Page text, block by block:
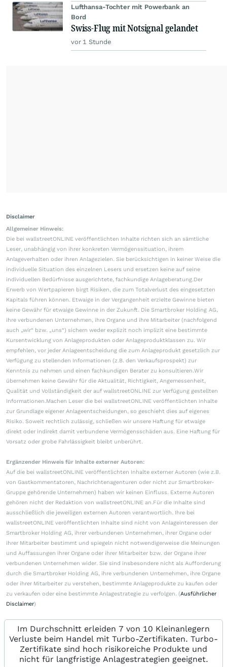
Lufthansa-Tochter mit Powerbank an
Bord
Swiss-Flug mit Notsignal gelandet
vor 1 Stunde
Disclaimer
Allgemeiner Hinweis:
Die bei wallstreetONLINE veröffentlichten Inhalte richten sich an sämtliche
Leser, unabhängig von ihrer konkreten Vermögenssituation, ihrem
Anlageverhalten oder ihren Anlagezielen. Sie berücksichtigen in keiner Weise die
individuelle Situation des einzelnen Lesers und ersetzen keine auf seine
individuellen Bedürfnisse ausgerichtete, fachkundige Anlageberatung.Der
Erwerb von Wertpapieren birgt Risiken, die zum Totalverlust des eingesetzten
Kapitals führen können. Etwaige in der Vergangenheit erzielte Gewinne bieten
keine Gewähr für etwaige Gewinne in der Zukunft. Die Smartbroker Holding AG,
ihre verbundenen Unternehmen, ihre Organe und ihre Mitarbeiter (nachfolgend
auch „wir“ bzw. „uns“) sichern weder explizit noch implizit eine bestimmte
Kursentwicklung von Anlageprodukten oder Anlageproduktklassen zu. Wir
empfehlen, vor jeder Anlageentscheidung die zum Anlageprodukt gesetzlich zur
Verfügung zu stellenden Informationen (z.B. den Verkaufsprospekt) zur
Kenntnis zu nehmen und einen fachkundigen Berater zu konsultieren.Wir
übernehmen keine Gewähr für die Aktualität, Richtigkeit, Angemessenheit,
Qualität und Vollständigkeit der auf wallstreetONLINE zur Verfügung gestellten
Informationen.Machen Leser die bei wallstreetONLINE veröffentlichten Inhalte
zur Grundlage eigener Anlageentscheidungen, so geschieht dies auf eigenes
Risiko. Soweit rechtlich zulässig, schließen wir unsere Haftung für etwaige
direkt oder indirekt damit verbundene Vermögensschäden aus. Eine Haftung für
Vorsatz oder grobe Fahrlässigkeit bleibt unberührt.
Ergänzender Hinweis für Inhalte externer Autoren:
Auf die bei wallstreetONLINE veröffentlichten Inhalte externer Autoren (wie z.B.
von Gastkommentatoren, Nachrichtenagenturen oder nicht zur Smartbroker-
Gruppe gehörende Unternehmen) haben wir keinen Einfluss. Externe Autoren
gehören nicht der Redaktion von wallstreetONLINE an.Für die Inhalte sind
ausschließlich die jeweiligen externen Autoren verantwortlich. Ihre bei
wallstreetONLINE veröffentlichten Inhalte sind nicht von Anlageinteressen der
Smartbroker Holding AG, ihrer verbundenen Unternehmen, ihrer Organe oder
ihrer Mitarbeiter bestimmt und spiegeln nicht notwendigerweise die Meinungen
und Auffassungen ihrer Organe oder ihrer Mitarbeiter bzw. der Organe ihrer
verbundenen Unternehmen wider. Sie sind insbesondere nicht als Aufforderung
durch die Smartbroker Holding AG, ihre verbundenen Unternehmen, ihre Organe
oder ihrer Mitarbeiter zu verstehen, bestimmte Anlageprodukte zu kaufen oder
zu verkaufen oder eine bestimmte Anlagestrategie zu verfolgen. (Ausführlicher
Disclaimer)
Im Durchschnitt erleiden 7 von 10 Kleinanlegern
Verluste beim Handel mit Turbo-Zertifikaten. Turbo-
Zertifikate sind hoch risikoreiche Produkte und
nicht für langfristige Anlagestrategien geeignet.